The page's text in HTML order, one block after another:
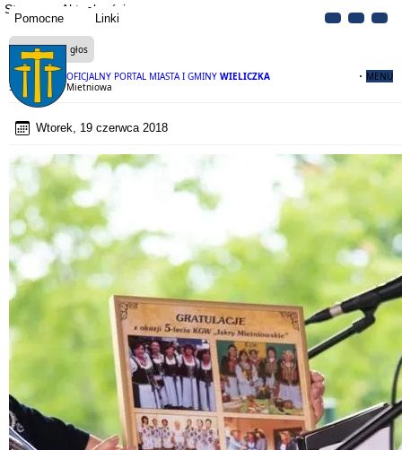
Pomocne Linki
OFICJALNY PORTAL MIASTA I GMINY WIELICZKA MENU
Strona Aktualności
Czytaj na głos
5-lecie Iskier Mietniowa
Wtorek, 19 czerwca 2018